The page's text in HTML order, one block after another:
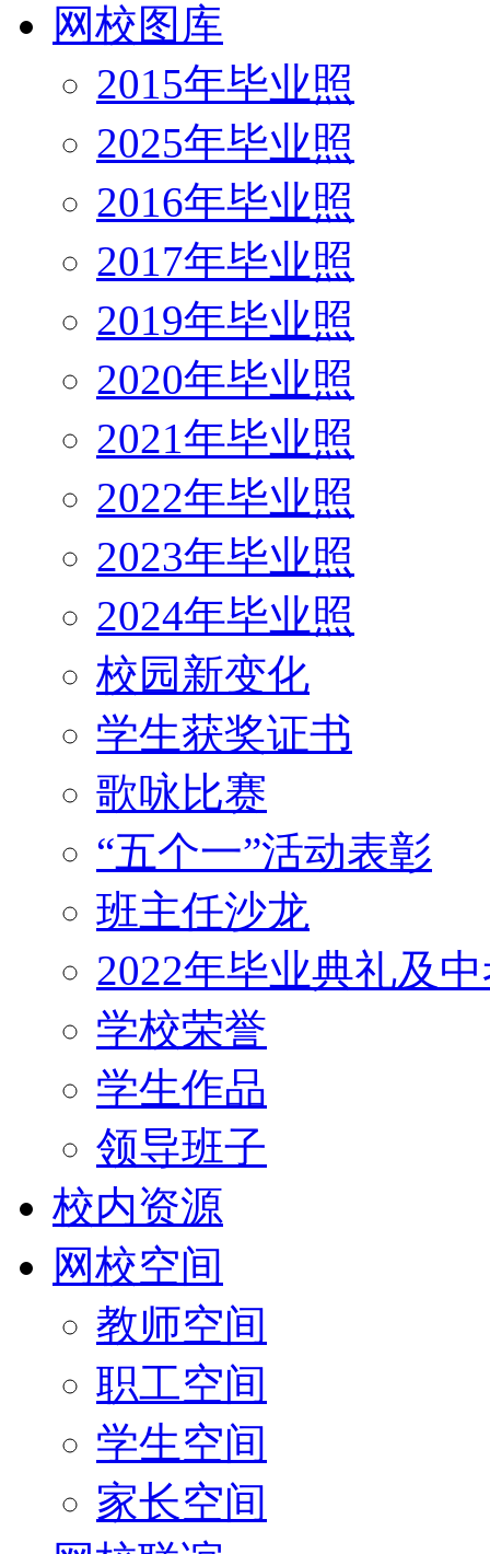
网校图库
2015年毕业照
2025年毕业照
2016年毕业照
2017年毕业照
2019年毕业照
2020年毕业照
2021年毕业照
2022年毕业照
2023年毕业照
2024年毕业照
校园新变化
学生获奖证书
歌咏比赛
“五个一”活动表彰
班主任沙龙
2022年毕业典礼及
学校荣誉
学生作品
领导班子
校内资源
网校空间
教师空间
职工空间
学生空间
家长空间